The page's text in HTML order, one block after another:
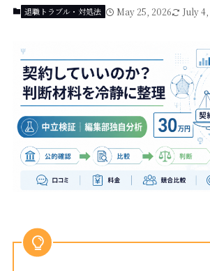
退職トラブル・対処法 May 25, 2026 July